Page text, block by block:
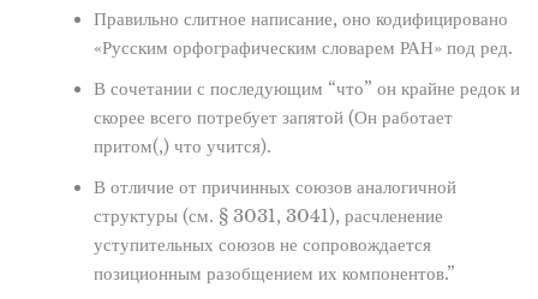
Правильно слитное написание, оно кодифицировано
«Русским орфографическим словарем РАН» под ред.
В сочетании с последующим “что” он крайне редок и
скорее всего потребует запятой (Он работает
притом(,) что учится).
В отличие от причинных союзов аналогичной
структуры (см. § 3031, 3041), расчленение
уступительных союзов не сопровождается
позиционным разобщением их компонентов.”